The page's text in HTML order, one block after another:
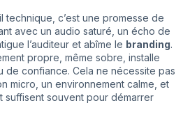
technique, c’est une promesse de
avec un audio saturé, un écho de
l’auditeur et abîme le branding.
propre, même sobre, installe
de confiance. Cela ne nécessite pas
micro, un environnement calme, et
suffisent souvent pour démarrer